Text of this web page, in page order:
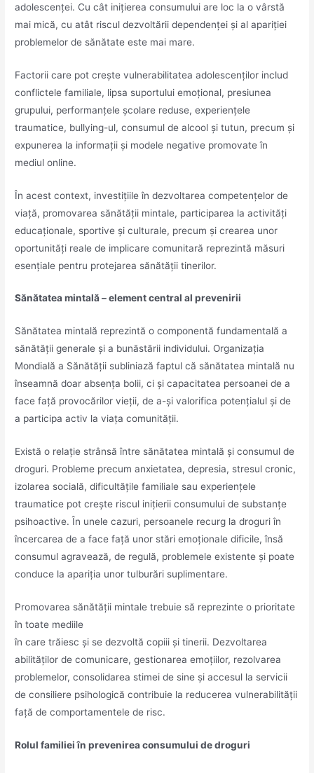
adolescenței. Cu cât inițierea consumului are loc la o vârstă
mai mică, cu atât riscul dezvoltării dependenței și al apariției
problemelor de sănătate este mai mare.
Factorii care pot crește vulnerabilitatea adolescenților includ
conflictele familiale, lipsa suportului emoțional, presiunea
grupului, performanțele școlare reduse, experiențele
traumatice, bullying-ul, consumul de alcool și tutun, precum și
expunerea la informații și modele negative promovate în
mediul online.
În acest context, investițiile în dezvoltarea competențelor de
viață, promovarea sănătății mintale, participarea la activități
educaționale, sportive și culturale, precum și crearea unor
oportunități reale de implicare comunitară reprezintă măsuri
esențiale pentru protejarea sănătății tinerilor.
Sănătatea mintală – element central al prevenirii
Sănătatea mintală reprezintă o componentă fundamentală a
sănătății generale și a bunăstării individului. Organizația
Mondială a Sănătății subliniază faptul că sănătatea mintală nu
înseamnă doar absența bolii, ci și capacitatea persoanei de a
face față provocărilor vieții, de a-și valorifica potențialul și de
a participa activ la viața comunității.
Există o relație strânsă între sănătatea mintală și consumul de
droguri. Probleme precum anxietatea, depresia, stresul cronic,
izolarea socială, dificultățile familiale sau experiențele
traumatice pot crește riscul inițierii consumului de substanțe
psihoactive. În unele cazuri, persoanele recurg la droguri în
încercarea de a face față unor stări emoționale dificile, însă
consumul agravează, de regulă, problemele existente și poate
conduce la apariția unor tulburări suplimentare.
Promovarea sănătății mintale trebuie să reprezinte o prioritate
în toate mediile
în care trăiesc și se dezvoltă copiii și tinerii. Dezvoltarea
abilităților de comunicare, gestionarea emoțiilor, rezolvarea
problemelor, consolidarea stimei de sine și accesul la servicii
de consiliere psihologică contribuie la reducerea vulnerabilității
față de comportamentele de risc.
Rolul familiei în prevenirea consumului de droguri